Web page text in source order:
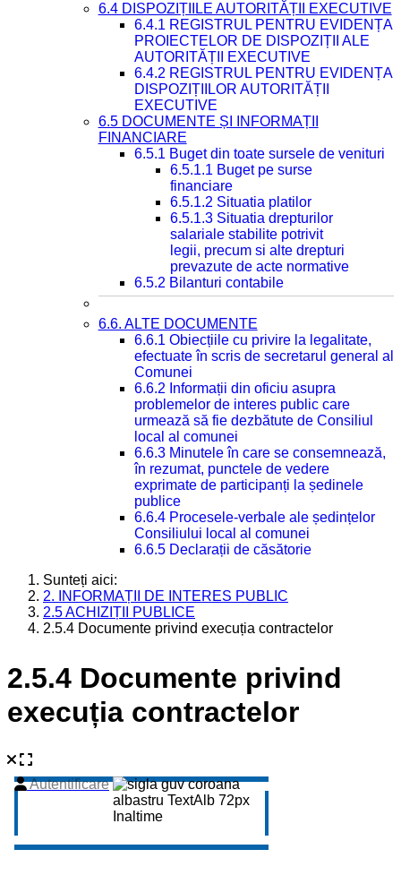
6.4 DISPOZIȚIILE AUTORITĂȚII EXECUTIVE
6.4.1 REGISTRUL PENTRU EVIDENȚA
PROIECTELOR DE DISPOZIȚII ALE
AUTORITĂȚII EXECUTIVE
6.4.2 REGISTRUL PENTRU EVIDENȚA
DISPOZIȚIILOR AUTORITĂȚII
EXECUTIVE
6.5 DOCUMENTE ȘI INFORMAȚII
FINANCIARE
6.5.1 Buget din toate sursele de venituri
6.5.1.1 Buget pe surse
financiare
6.5.1.2 Situatia platilor
6.5.1.3 Situatia drepturilor
salariale stabilite potrivit
legii, precum si alte drepturi
prevazute de acte normative
6.5.2 Bilanturi contabile
6.6. ALTE DOCUMENTE
6.6.1 Obiecțiile cu privire la legalitate,
efectuate în scris de secretarul general al
Comunei
6.6.2 Informații din oficiu asupra
problemelor de interes public care
urmează să fie dezbătute de Consiliul
local al comunei
6.6.3 Minutele în care se consemnează,
în rezumat, punctele de vedere
exprimate de participanți la ședinele
publice
6.6.4 Procesele-verbale ale ședințelor
Consiliului local al comunei
6.6.5 Declarații de căsătorie
Sunteți aici:
2. INFORMAȚII DE INTERES PUBLIC
2.5 ACHIZIȚII PUBLICE
2.5.4 Documente privind execuția contractelor
2.5.4 Documente privind
execuția contractelor